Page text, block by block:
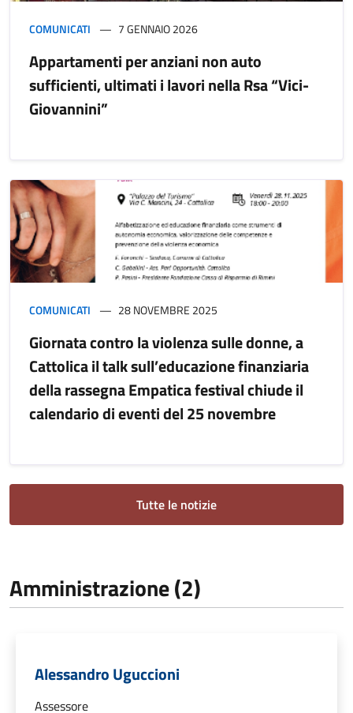
COMUNICATI 7 GENNAIO 2026
Appartamenti per anziani non auto
sufficienti, ultimati i lavori nella Rsa “Vici-
Giovannini”
COMUNICATI 28 NOVEMBRE 2025
Giornata contro la violenza sulle donne, a
Cattolica il talk sull’educazione finanziaria
della rassegna Empatica festival chiude il
calendario di eventi del 25 novembre
Tutte le notizie
Amministrazione (2)
Alessandro Uguccioni
Assessore